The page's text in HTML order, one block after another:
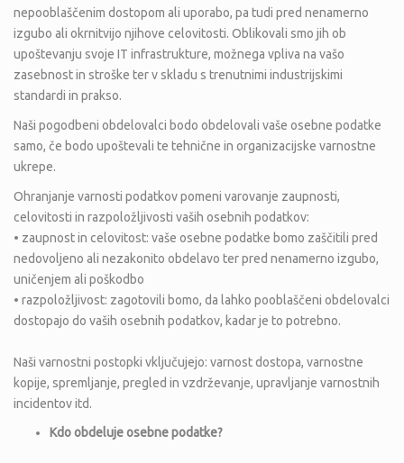
nepooblaščenim dostopom ali uporabo, pa tudi pred nenamerno
izgubo ali okrnitvijo njihove celovitosti. Oblikovali smo jih ob
upoštevanju svoje IT infrastrukture, možnega vpliva na vašo
zasebnost in stroške ter v skladu s trenutnimi industrijskimi
standardi in prakso.
Naši pogodbeni obdelovalci bodo obdelovali vaše osebne podatke
samo, če bodo upoštevali te tehnične in organizacijske varnostne
ukrepe.
Ohranjanje varnosti podatkov pomeni varovanje zaupnosti,
celovitosti in razpoložljivosti vaših osebnih podatkov:
• zaupnost in celovitost: vaše osebne podatke bomo zaščitili pred
nedovoljeno ali nezakonito obdelavo ter pred nenamerno izgubo,
uničenjem ali poškodbo
• razpoložljivost: zagotovili bomo, da lahko pooblaščeni obdelovalci
dostopajo do vaših osebnih podatkov, kadar je to potrebno.
Naši varnostni postopki vključujejo: varnost dostopa, varnostne
kopije, spremljanje, pregled in vzdrževanje, upravljanje varnostnih
incidentov itd.
Kdo obdeluje osebne podatke?